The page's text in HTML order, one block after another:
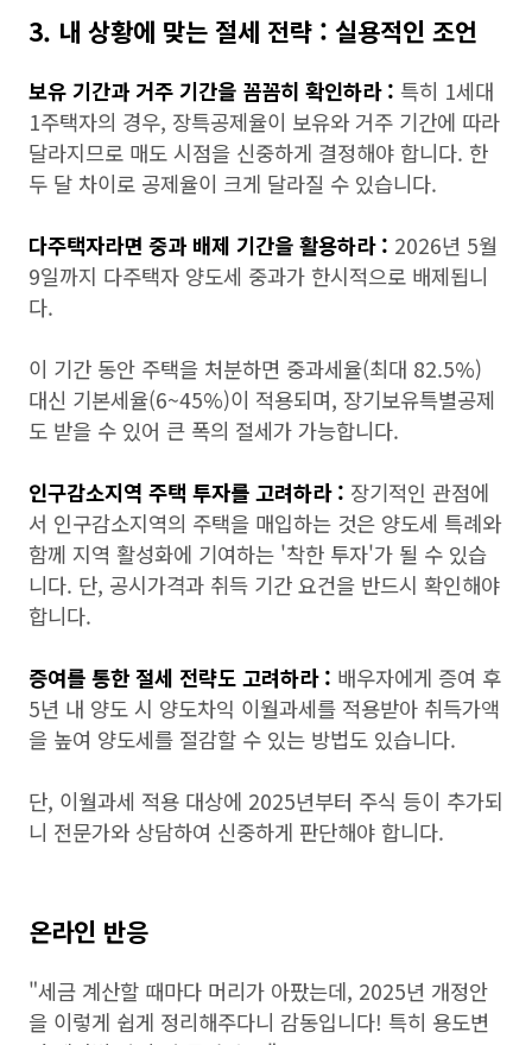
3. 내 상황에 맞는 절세 전략 : 실용적인 조언
보유 기간과 거주 기간을 꼼꼼히 확인하라 : 특히 1세대
1주택자의 경우, 장특공제율이 보유와 거주 기간에 따라
달라지므로 매도 시점을 신중하게 결정해야 합니다. 한
두 달 차이로 공제율이 크게 달라질 수 있습니다.
다주택자라면 중과 배제 기간을 활용하라 : 2026년 5월
9일까지 다주택자 양도세 중과가 한시적으로 배제됩니
다.
이 기간 동안 주택을 처분하면 중과세율(최대 82.5%)
대신 기본세율(6~45%)이 적용되며, 장기보유특별공제
도 받을 수 있어 큰 폭의 절세가 가능합니다.
인구감소지역 주택 투자를 고려하라 : 장기적인 관점에
서 인구감소지역의 주택을 매입하는 것은 양도세 특례와
함께 지역 활성화에 기여하는 '착한 투자'가 될 수 있습
니다. 단, 공시가격과 취득 기간 요건을 반드시 확인해야
합니다.
증여를 통한 절세 전략도 고려하라 : 배우자에게 증여 후
5년 내 양도 시 양도차익 이월과세를 적용받아 취득가액
을 높여 양도세를 절감할 수 있는 방법도 있습니다.
단, 이월과세 적용 대상에 2025년부터 주식 등이 추가되
니 전문가와 상담하여 신중하게 판단해야 합니다.
온라인 반응
"세금 계산할 때마다 머리가 아팠는데, 2025년 개정안
을 이렇게 쉽게 정리해주다니 감동입니다! 특히 용도변